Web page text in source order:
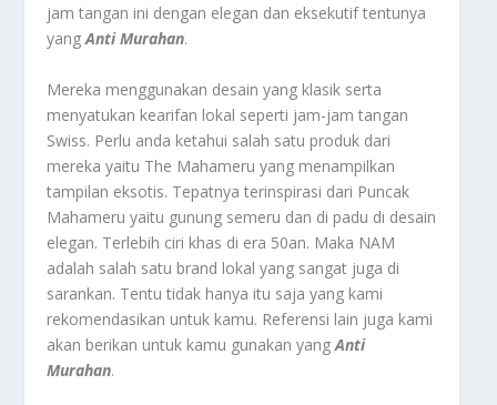
jam tangan ini dengan elegan dan eksekutif tentunya
yangAnti Murahan.
Mereka menggunakan desain yang klasik serta
menyatukan kearifan lokal seperti jam-jam tangan
Swiss. Perlu anda ketahui salah satu produk dari
mereka yaitu The Mahameru yang menampilkan
tampilan eksotis. Tepatnya terinspirasi dari Puncak
Mahameru yaitu gunung semeru dan di padu di desain
elegan. Terlebih ciri khas di era 50an. Maka NAM
adalah salah satu brand lokal yang sangat juga di
sarankan. Tentu tidak hanya itu saja yang kami
rekomendasikan untuk kamu. Referensi lain juga kami
akan berikan untuk kamu gunakan yangAnti
Murahan.